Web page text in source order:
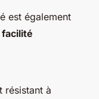
est également
facilité
résistant à